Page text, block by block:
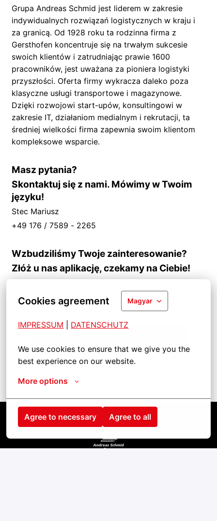
Cookies agreement Magyar
IMPRESSUM DATENSCHUTZ
We use cookies to ensure that we give you the
best experience on our website.
More options
Agree to necessary Agree to all
Grupa Andreas Schmid jest liderem w zakresie
indywidualnych rozwiązań logistycznych w kraju i
za granicą. Od 1928 roku ta rodzinna firma z
Gersthofen koncentruje się na trwałym sukcesie
swoich klientów i zatrudniając prawie 1600
pracowników, jest uważana za pioniera logistyki
przyszłości. Oferta firmy wykracza daleko poza
klasyczne usługi transportowe i magazynowe.
Dzięki rozwojowi start-upów, konsultingowi w
zakresie IT, działaniom medialnym i rekrutacji, ta
średniej wielkości firma zapewnia swoim klientom
kompleksowe wsparcie.
Masz pytania?
Skontaktuj się z nami. Mówimy w Twoim
języku!
Stec Mariusz
+49 176 / 7589 - 2265
Wzbudziliśmy Twoje zainteresowanie?
Złóż u nas aplikację, czekamy na Ciebie!
Kezdőlap